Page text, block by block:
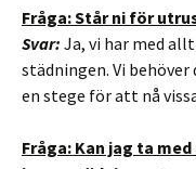
Fråga: Står ni för
Svar: Ja, vi har med
städningen. Vi behöver
en stege för att nå
Fråga: Kan jag ta